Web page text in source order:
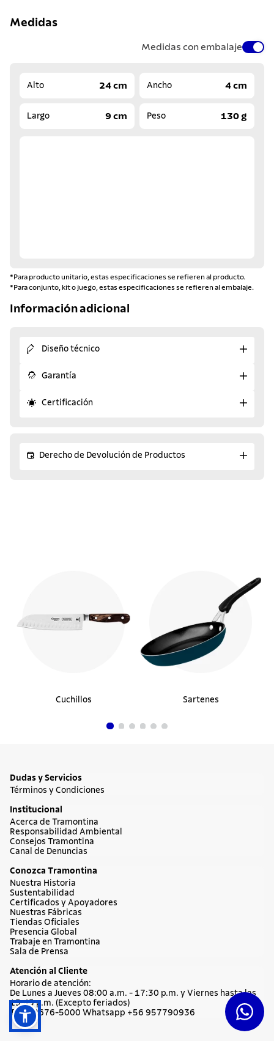
Medidas
Medidas con embalaje
Alto 24 cm Ancho 4 cm
Largo 9 cm Peso 130 g
*Para producto unitario, estas especificaciones se refieren al producto.
*Para conjunto, kit o juego, estas especificaciones se refieren al embalaje.
Información adicional
Diseño técnico
Garantía
Certificación
Derecho de Devolución de Productos
Cuchillo para Carne Tramontina Premium
con Lámina de Acero Inoxidable y Mango
de Polipropileno Blanco 10"
$20.990 20%
Cuchillos
Dudas y Servicios
Términos y Condiciones
Institucional
Acerca de Tramontina